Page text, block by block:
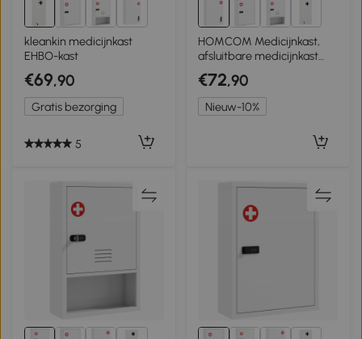
3+
kleankin medicijnkast
EHBO-kast
€69,90
Gratis bezorging
5
3+
HOMCOM Medicijnkast,
afsluitbare medicijnkast
met 6 planken voor keuken,
hal
€72,90
Nieuw-10%